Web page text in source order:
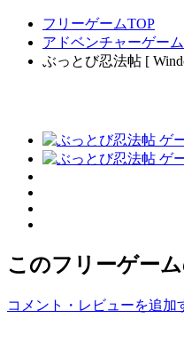
フリーゲームTOP
アドベンチャーゲーム
ぶっとび忍法帖 [
このフリーゲー
コメント・レビューを追加